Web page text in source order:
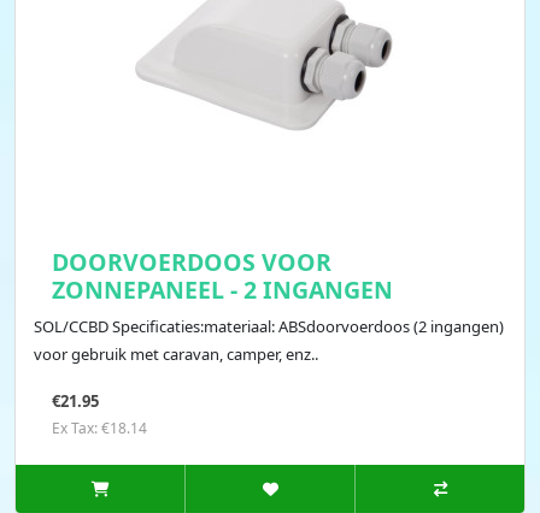
DOORVOERDOOS VOOR
ZONNEPANEEL - 2 INGANGEN
SOL/CCBD Specificaties:materiaal: ABSdoorvoerdoos (2 ingangen)
voor gebruik met caravan, camper, enz..
€21.95
Ex Tax: €18.14